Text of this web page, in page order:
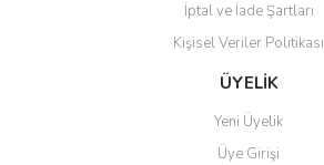
Gönder
İptal ve İade Şartları
Kişisel Veriler Politikası
ÜYELİK
Yeni Üyelik
Üye Girişi